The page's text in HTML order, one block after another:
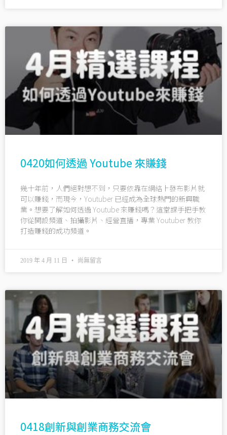
0420如何透過 Youtube 來賺錢
幾十年前，人們絕對想不到，只要依靠在網絡上發布影片就
可以賺錢，而現今，Youtuber 已經成為全球熱門的新興職
業。想要了解如何透過 Youtube 來賺錢嗎？這堂課手把手教
你從開設頻道、拍攝影片、經營直播，專業 Youtuber 教你
打造賺錢的成功頻道。
2019 年 4 月 11 日 尚無留言
0418創新與創業商務交流會